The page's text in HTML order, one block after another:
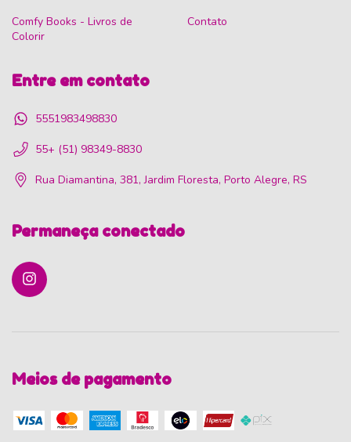
Comfy Books - Livros de
Colorir
Contato
Entre em contato
5551983498830
55+ (51) 98349-8830
Rua Diamantina, 381, Jardim Floresta, Porto Alegre, RS
Permaneça conectado
Meios de pagamento